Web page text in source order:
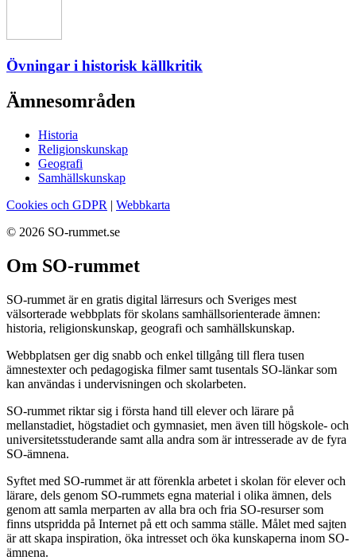
Övningar i historisk källkritik
Ämnesområden
Historia
Religionskunskap
Geografi
Samhällskunskap
Cookies och GDPR | Webbkarta
© 2026 SO-rummet.se
Om SO-rummet
SO-rummet är en gratis digital lärresurs och Sveriges mest
välsorterade webbplats för skolans samhällsorienterade ämnen:
historia, religionskunskap, geografi och samhällskunskap.
Webbplatsen ger dig snabb och enkel tillgång till flera tusen
ämnestexter och pedagogiska filmer samt tusentals SO-länkar som
kan användas i undervisningen och skolarbeten.
SO-rummet riktar sig i första hand till elever och lärare på
mellanstadiet, högstadiet och gymnasiet, men även till högskole- och
universitetsstuderande samt alla andra som är intresserade av de fyra
SO-ämnena.
Syftet med SO-rummet är att förenkla arbetet i skolan för elever och
lärare, dels genom SO-rummets egna material i olika ämnen, dels
genom att samla merparten av alla bra och fria SO-resurser som
finns utspridda på Internet på ett och samma ställe. Målet med sajten
är att skapa inspiration, öka intresset och öka kunskaperna inom SO-
ämnena.